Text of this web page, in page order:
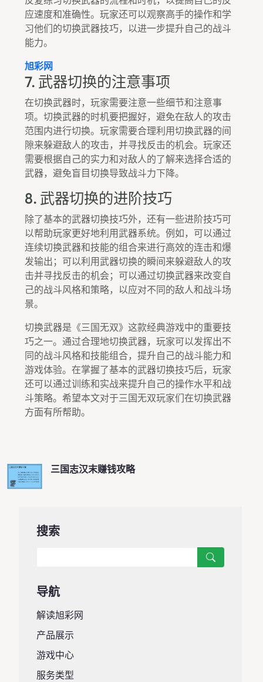
应速度和准确性。玩家还可以观察高手的操作和学
习他们的切换武器技巧，以进一步提升自己的战斗
能力。
旭彩网
7. 武器切换的注意事项
在切换武器时，玩家需要注意一些细节和注意事
项。切换武器的时机要把握好，避免在敌人的攻击
范围内进行切换。玩家需要合理利用切换武器的间
隙来躲避敌人的攻击，并寻找反击的机会。玩家还
需要根据自己的实力和对敌人的了解来选择合适的
武器，避免盲目切换导致战斗力下降。
8. 武器切换的进阶技巧
除了基本的武器切换技巧外，还有一些进阶技巧可
以帮助玩家更好地利用武器系统。例如，可以通过
连续切换武器和技能的组合来进行高效的连击和爆
发输出；可以利用武器切换的瞬间来躲避敌人的攻
击并寻找反击的机会；可以通过切换武器来改变自
己的战斗风格和策略，以应对不同的敌人和战斗场
景。
切换武器是《三国无双》这款经典游戏中的重要技
巧之一。通过合理地切换武器，玩家可以发挥出不
同的战斗风格和技能组合，提升自己的战斗能力和
游戏体验。在掌握了基本的武器切换技巧后，玩家
还可以通过训练和实战来提升自己的操作水平和战
斗策略。希望本文对于三国无双玩家们在切换武器
方面有所帮助。
三国志汉末赚钱攻略
搜索
导航
解读旭彩网
产品展示
游戏中心
服务类型